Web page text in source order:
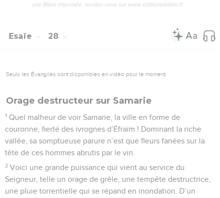
une Bible imprimée, rendez-vous sur www.editionsbiblio.fr
Esaïe 28
Seuls les Évangiles sont disponibles en vidéo pour le moment.
Orage destructeur sur Samarie
1 Quel malheur de voir Samarie, la ville en forme de
couronne, fierté des ivrognes d’Éfraïm ! Dominant la riche
vallée, sa somptueuse parure n’est que fleurs fanées sur la
tête de ces hommes abrutis par le vin.
2 Voici une grande puissance qui vient au service du
Seigneur, telle un orage de grêle, une tempête destructrice,
une pluie torrentielle qui se répand en inondation. D’un